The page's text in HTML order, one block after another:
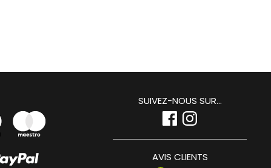
SUIVEZ-NOUS SUR...
AVIS CLIENTS